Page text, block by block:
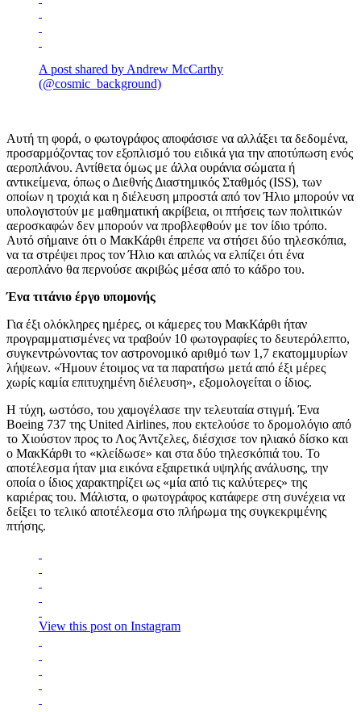
A post shared by Andrew McCarthy
(@cosmic_background)
Αυτή τη φορά, ο φωτογράφος αποφάσισε να αλλάξει τα δεδομένα,
προσαρμόζοντας τον εξοπλισμό του ειδικά για την αποτύπωση ενός
αεροπλάνου. Αντίθετα όμως με άλλα ουράνια σώματα ή
αντικείμενα, όπως ο Διεθνής Διαστημικός Σταθμός (ISS), των
οποίων η τροχιά και η διέλευση μπροστά από τον Ήλιο μπορούν να
υπολογιστούν με μαθηματική ακρίβεια, οι πτήσεις των πολιτικών
αεροσκαφών δεν μπορούν να προβλεφθούν με τον ίδιο τρόπο.
Αυτό σήμαινε ότι ο ΜακΚάρθι έπρεπε να στήσει δύο τηλεσκόπια,
να τα στρέψει προς τον Ήλιο και απλώς να ελπίζει ότι ένα
αεροπλάνο θα περνούσε ακριβώς μέσα από το κάδρο του.
Ένα τιτάνιο έργο υπομονής
Για έξι ολόκληρες ημέρες, οι κάμερες του ΜακΚάρθι ήταν
προγραμματισμένες να τραβούν 10 φωτογραφίες το δευτερόλεπτο,
συγκεντρώνοντας τον αστρονομικό αριθμό των 1,7 εκατομμυρίων
λήψεων. «Ήμουν έτοιμος να τα παρατήσω μετά από έξι μέρες
χωρίς καμία επιτυχημένη διέλευση», εξομολογείται ο ίδιος.
Η τύχη, ωστόσο, του χαμογέλασε την τελευταία στιγμή. Ένα
Boeing 737 της United Airlines, που εκτελούσε το δρομολόγιο από
το Χιούστον προς το Λος Άντζελες, διέσχισε τον ηλιακό δίσκο και
ο ΜακΚάρθι το «κλείδωσε» και στα δύο τηλεσκόπιά του. Το
αποτέλεσμα ήταν μια εικόνα εξαιρετικά υψηλής ανάλυσης, την
οποία ο ίδιος χαρακτηρίζει ως «μία από τις καλύτερες» της
καριέρας του. Μάλιστα, ο φωτογράφος κατάφερε στη συνέχεια να
δείξει το τελικό αποτέλεσμα στο πλήρωμα της συγκεκριμένης
πτήσης.
View this post on Instagram